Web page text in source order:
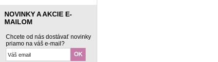
NOVINKY A AKCIE E-
MAILOM
Chcete od nás dostávať novinky
priamo na váš e-mail?